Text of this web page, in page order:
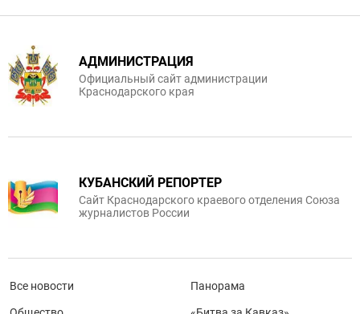
АДМИНИСТРАЦИЯ
Официальный сайт администрации
Краснодарского края
КУБАНСКИЙ РЕПОРТЕР
Сайт Краснодарского краевого отделения Союза
журналистов России
Все новости Панорама